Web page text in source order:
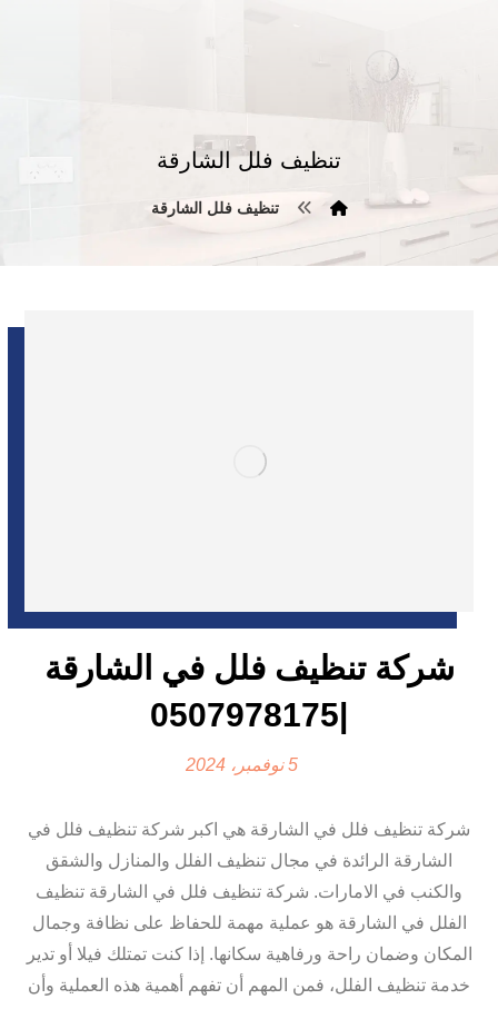
تنظيف فلل الشارقة
تنظيف فلل الشارقة
شركة تنظيف فلل في الشارقة
|0507978175
5 نوفمبر، 2024
شركة تنظيف فلل في الشارقة هي اكبر شركة تنظيف فلل في
الشارقة الرائدة في مجال تنظيف الفلل والمنازل والشقق
والكنب في الامارات. شركة تنظيف فلل في الشارقة تنظيف
الفلل في الشارقة هو عملية مهمة للحفاظ على نظافة وجمال
المكان وضمان راحة ورفاهية سكانها. إذا كنت تمتلك فيلا أو تدير
خدمة تنظيف الفلل، فمن المهم أن تفهم أهمية هذه العملية وأن